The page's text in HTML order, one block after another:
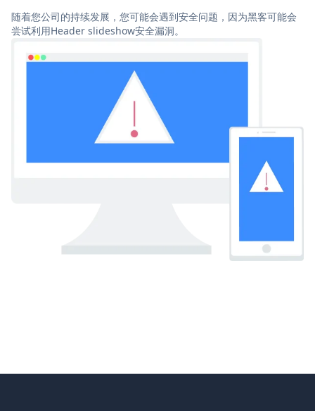
随着您公司的持续发展，您可能会遇到安全问题，因为黑客可能会
尝试利用Header slideshow安全漏洞。